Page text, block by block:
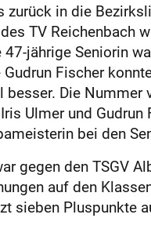
zurück in die
TV Reichenbach
47-jährige Seniorin
Fischer
Die
Ulmer und
bei den
gegen den TSGV
auf den
sieben Pluspunkte